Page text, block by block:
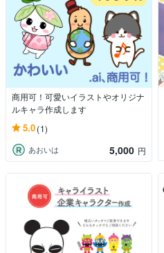
商用可！可愛いイラストやオリジナ
ルキャラ作成します
5.0(1)
あおいは 5,000 円